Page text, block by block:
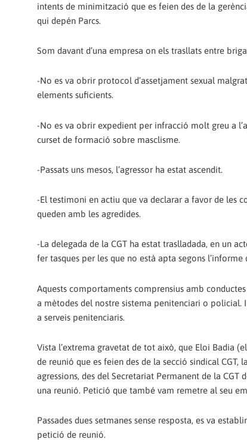
intents de minimització que es feien des de la
qui depén Parcs.
Som davant d’una empresa on els trasllats entre
-No es va obrir protocol d’assetjament sexual
elements suficients.
-No es va obrir expedient per infracció molt greu a
curset de formació sobre masclisme.
-Passats uns mesos, l’agressor ha estat ascendit.
-El testimoni en actiu que va declarar a favor de les
queden amb les agredides.
-La delegada de la CGT ha estat traslladada, en un
fer tasques per les que no està apta segons
Aquests comportaments comprensius amb
a mètodes del nostre sistema penitenciari o policial.
a serveis penitenciaris.
Vista l’extrema gravetat de tot això, que Eloi Badia
de reunió que es feien des de la secció sindical
agressions, des del Secretariat Permanent de la
una reunió. Petició que també vam remetre al seu
Passades dues setmanes sense resposta, es va
petició de reunió.